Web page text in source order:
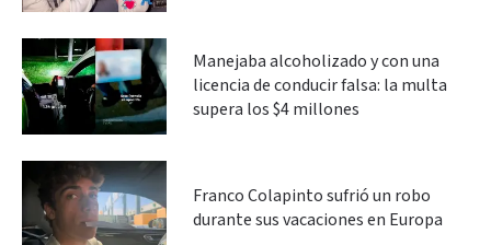
Manejaba alcoholizado y con una
licencia de conducir falsa: la multa
supera los $4 millones
Franco Colapinto sufrió un robo
durante sus vacaciones en Europa